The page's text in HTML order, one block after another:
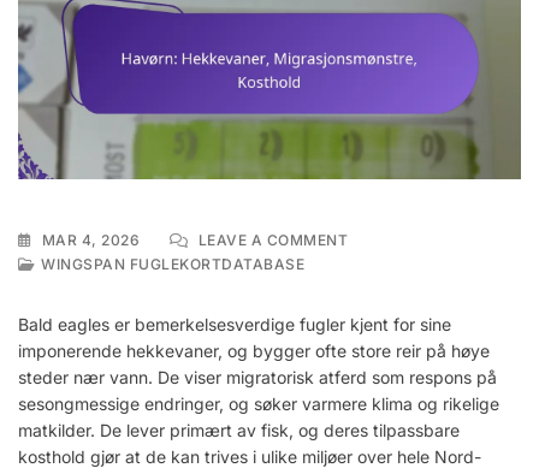
MAR 4, 2026 LEAVE A COMMENTON
KOSTHOLD
WINGSPAN FUGLEKORTDATABASE
Bald eagles er bemerkelsesverdige fugler kjent for sine
imponerende hekkevaner, og bygger ofte store reir på høye
steder nær vann. De viser migratorisk atferd som respons på
sesongmessige endringer, og søker varmere klima og rikelige
matkilder. De lever primært av fisk, og deres tilpassbare
kosthold gjør at de kan trives i ulike miljøer over hele Nord-